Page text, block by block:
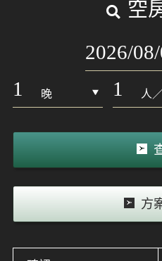
空
晚 人
方